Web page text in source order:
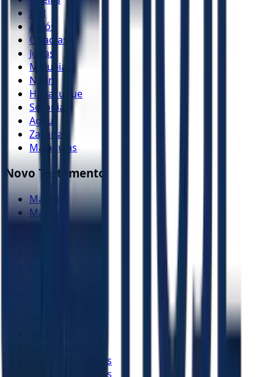
Joel
Amós
Obadias
Jonas
Miquéias
Naum
Habacuque
Sofonias
Ageu
Zacarias
Malaquias
Novo Testamento
Mateus
Marcos
1 Tessalonicenses
2 Tessalonicenses